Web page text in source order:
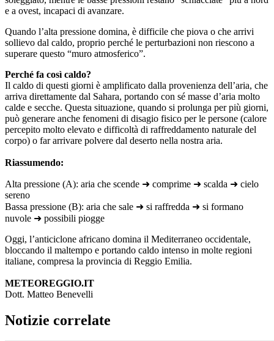
e a ovest, incapaci di avanzare.
Quando l’alta pressione domina, è difficile che piova o che arrivi
sollievo dal caldo, proprio perché le perturbazioni non riescono a
superare questo “muro atmosferico”.
Perché fa così caldo?
Il caldo di questi giorni è amplificato dalla provenienza dell’aria, che
arriva direttamente dal Sahara, portando con sé masse d’aria molto
calde e secche. Questa situazione, quando si prolunga per più giorni,
può generare anche fenomeni di disagio fisico per le persone (calore
percepito molto elevato e difficoltà di raffreddamento naturale del
corpo) o far arrivare polvere dal deserto nella nostra aria.
Riassumendo:
Alta pressione (A): aria che scende ➜ comprime ➜ scalda ➜ cielo
sereno
Bassa pressione (B): aria che sale ➜ si raffredda ➜ si formano
nuvole ➜ possibili piogge
Oggi, l’anticiclone africano domina il Mediterraneo occidentale,
bloccando il maltempo e portando caldo intenso in molte regioni
italiane, compresa la provincia di Reggio Emilia.
METEOREGGIO.IT
Dott. Matteo Benevelli
Notizie correlate